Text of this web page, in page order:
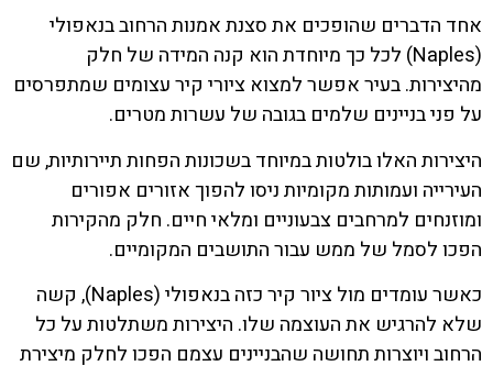
אחד הדברים שהופכים את סצנת אמנות הרחוב בנאפולי
(Naples) לכל כך מיוחדת הוא קנה המידה של חלק
מהיצירות. בעיר אפשר למצוא ציורי קיר עצומים שמתפרסים
על פני בניינים שלמים בגובה של עשרות מטרים.
היצירות האלו בולטות במיוחד בשכונות הפחות תיירותיות, שם
העירייה ועמותות מקומיות ניסו להפוך אזורים אפורים
ומוזנחים למרחבים צבעוניים ומלאי חיים. חלק מהקירות
הפכו לסמל של ממש עבור התושבים המקומיים.
כאשר עומדים מול ציור קיר כזה בנאפולי (Naples), קשה
שלא להרגיש את העוצמה שלו. היצירות משתלטות על כל
הרחוב ויוצרות תחושה שהבניינים עצמם הפכו לחלק מיצירת